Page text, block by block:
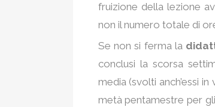
fruizione della lezione
non il numero totale di
Se non si ferma la
conclusi la scorsa
media (svolti anch’essi
metà pentamestre per